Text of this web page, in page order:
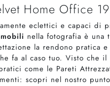
Home Office
eclettici e capaci di
nella fotografia è una
la rendono pratica e
fa al caso tuo. Visto che
come le Pareti
scopri nel nostro